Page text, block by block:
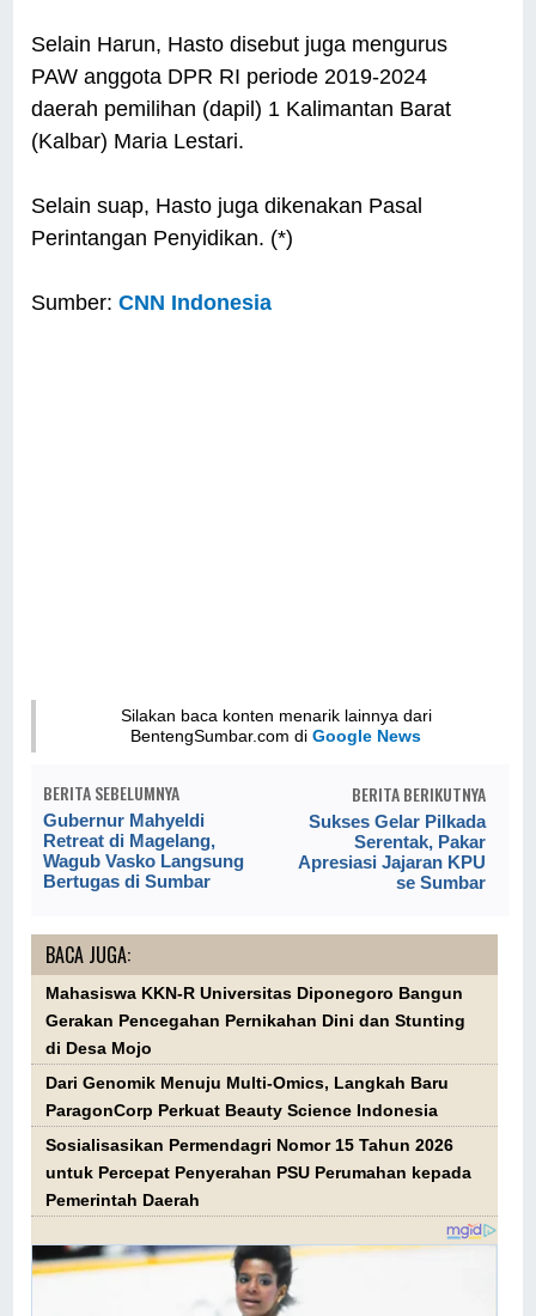
Selain Harun, Hasto disebut juga mengurus
PAW anggota DPR RI periode 2019-2024
daerah pemilihan (dapil) 1 Kalimantan Barat
(Kalbar) Maria Lestari.
Selain suap, Hasto juga dikenakan Pasal
Perintangan Penyidikan. (*)
Sumber:CNN Indonesia
Silakan baca konten menarik lainnya dari
BentengSumbar.com diGoogle News
BERITA SEBELUMNYA
Gubernur Mahyeldi
Retreat di Magelang,
Wagub Vasko Langsung
Bertugas di Sumbar
BERITA BERIKUTNYA
Sukses Gelar Pilkada
Serentak, Pakar
Apresiasi Jajaran KPU
se Sumbar
BACA JUGA:
Mahasiswa KKN-R Universitas Diponegoro Bangun
Gerakan Pencegahan Pernikahan Dini dan Stunting
di Desa Mojo
Dari Genomik Menuju Multi-Omics, Langkah Baru
ParagonCorp Perkuat Beauty Science Indonesia
Sosialisasikan Permendagri Nomor 15 Tahun 2026
untuk Percepat Penyerahan PSU Perumahan kepada
Pemerintah Daerah